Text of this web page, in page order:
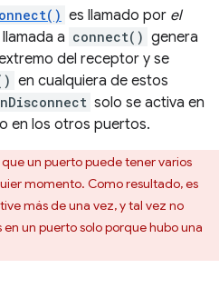
es llamado por el
llamada a connect() genera
del receptor y se
en cualquiera de estos
solo se activa en
en los otros puertos.
un puerto puede tener varios
momento. Como resultado, es
más de una vez, y tal vez no
un puerto solo porque hubo una